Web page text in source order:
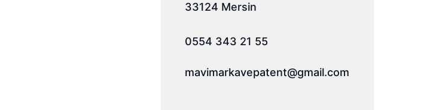
33124 Mersin
0554 343 21 55
mavimarkavepatent@gmail.com